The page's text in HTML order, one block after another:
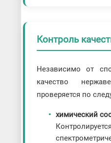
Контроль
Независимо от
качество
проверяется по
химический
Контролируется